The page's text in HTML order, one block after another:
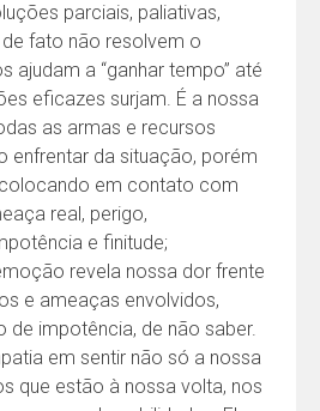
parciais, paliativas,
fato não resolvem o
ajudam a “ganhar tempo” até
eficazes surjam. É a nossa
as armas e recursos
enfrentar da situação, porém
em contato com
real, perigo,
e finitude;
revela nossa dor frente
e ameaças envolvidos,
de impotência, de não saber.
em sentir não só a nossa
que estão à nossa volta, nos